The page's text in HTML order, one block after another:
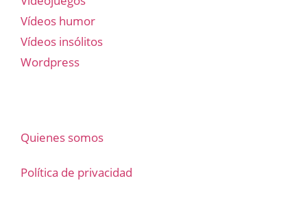
Vídeos humor
Vídeos insólitos
Wordpress
Quienes somos
Política de privacidad